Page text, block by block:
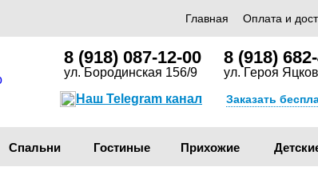
Главная Оплата и
8 (918) 087-12-00
ул. Бородинская 156/9
8 (918)
ул. Героя
Наш Telegram канал Заказать
Спальни Гостиные Прихожие